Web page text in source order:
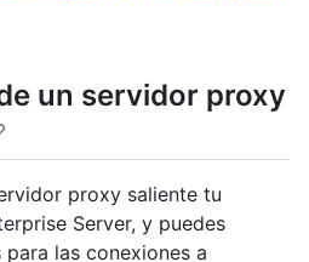
un servidor proxy
proxy saliente tu
Server, y puedes
las conexiones a